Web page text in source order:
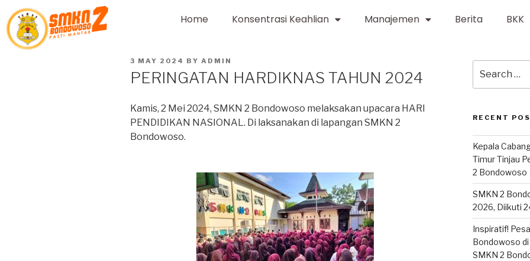
Home Konsentrasi Keahlian Manajemen Berita BKK
3 MAY 2024 BY ADMIN
PERINGATAN HARDIKNAS TAHUN 2024
Kamis, 2 Mei 2024, SMKN 2 Bondowoso melaksakan upacara HARI
PENDIDIKAN NASIONAL. Di laksanakan di lapangan SMKN 2
Bondowoso.
RECENT
Kepala
Timur Tinjau
2 Bondowoso
SMKN 2
2026, Diikuti
Inspiratif!
Bondowoso
SMKN 2